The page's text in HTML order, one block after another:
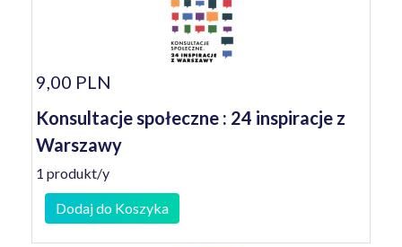
9,00 PLN
Konsultacje społeczne : 24 inspiracje z
Warszawy
1 produkt/y
Dodaj do Koszyka